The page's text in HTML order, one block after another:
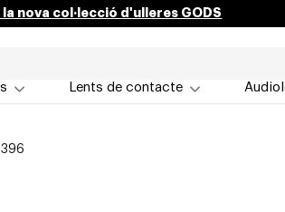
nova col·lecció d'ulleres GODS
Lents de contacte